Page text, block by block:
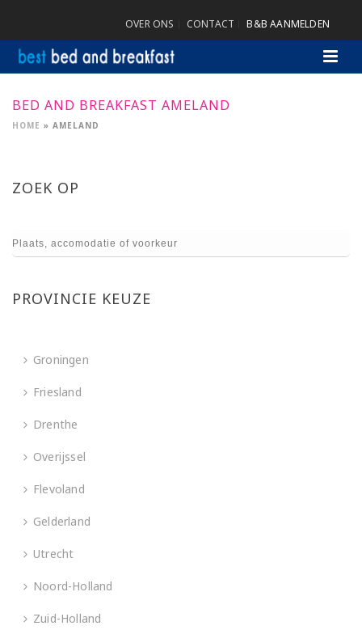
OVER ONS CONTACT B&B AANMELDEN
BED AND BREAKFAST AMELAND
HOME » AMELAND
ZOEK OP
PROVINCIE KEUZE
Groningen
Friesland
Drenthe
Overijssel
Flevoland
Gelderland
Utrecht
Noord-Holland
Zuid-Holland